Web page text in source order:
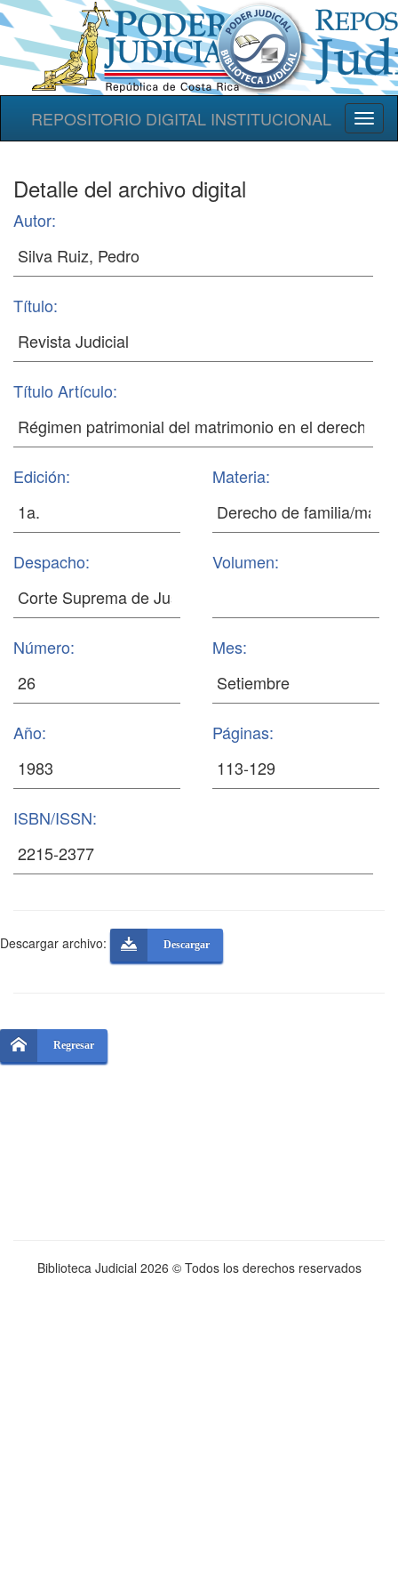
REPOSITORIO DIGITAL INSTITUCIONAL
Detalle del archivo digital
Autor:
Título:
Título Artículo:
Edición: Materia:
Despacho: Volumen:
Número: Mes:
Año: Páginas:
ISBN/ISSN:
Descargar archivo: Descargar
Regresar
Biblioteca Judicial 2026 © Todos los derechos reservados